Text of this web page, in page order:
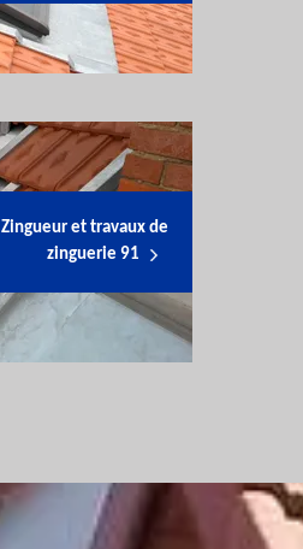
Zingueur et travaux de
zinguerie 91